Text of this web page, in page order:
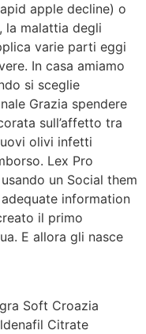
apple decline) o
la malattia degli
varie parti eggi
In casa amiamo
si sceglie
Grazia spendere
sull’affetto tra
olivi infetti
Lex Pro
un Social them
adequate information
il primo
E allora gli nasce
Soft Croazia
Citrate